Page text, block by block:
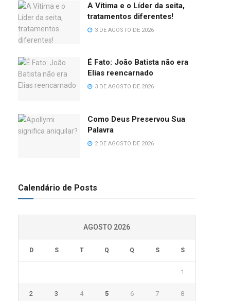
A Vítima e o Líder da seita,
tratamentos diferentes!
3 DE AGOSTO DE 2026
É Fato: João Batista não era
Elias reencarnado
3 DE AGOSTO DE 2026
Como Deus Preservou Sua
Palavra
2 DE AGOSTO DE 2026
Calendário de Posts
AGOSTO 2026
D S T Q Q S S
1
2 3 4 5 6 7 8